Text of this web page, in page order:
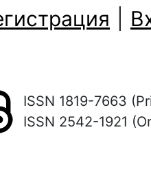
ISSN 1819-7663
ISSN 2542-1921